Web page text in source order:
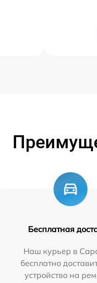
Бесплатная
Наш курьер в
бесплатно
устройство на